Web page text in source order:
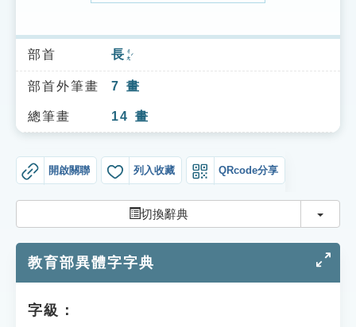
索引選單
知識索引
單字索引
貓頭鷹博士
部首 長 ㄔㄤˊ
部首外筆畫 7 畫
總筆畫 14 畫
開啟關聯 列入收藏 QRcode分享
切換辭典 切換
教育部異體字字典
字級：